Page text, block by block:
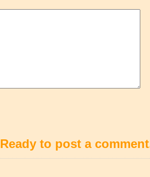
Ready to post a